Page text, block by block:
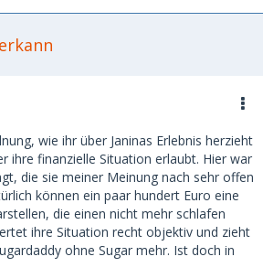
wie ihr über Janinas Erlebnis herzieht
ihre finanzielle Situation erlaubt. Hier war
die sie meiner Meinung nach sehr offen
können ein paar hundert Euro eine
die einen nicht mehr schlafen
ihre Situation recht objektiv und zieht
ohne Sugar mehr. Ist doch in